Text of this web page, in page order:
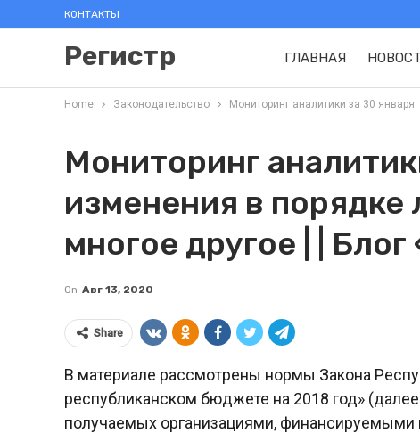
КОНТАКТЫ
Регистр ГЛАВНАЯ
Home Законодательство Мониторинг аналитики за 30
Мониторинг
изменения в порядке
многое другое | |
On Авг 13, 2020
Share
В материале рассмотрены нормы Закона
республиканском бюджете на 2018 год»
получаемых организациями,